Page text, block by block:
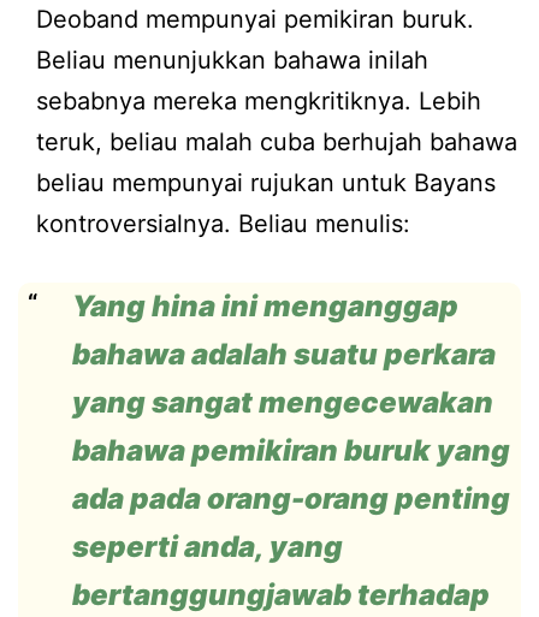
Deoband mempunyai pemikiran buruk.
Beliau menunjukkan bahawa inilah
sebabnya mereka mengkritiknya. Lebih
teruk, beliau malah cuba berhujah bahawa
beliau mempunyai rujukan untuk Bayans
kontroversialnya. Beliau menulis:
Yang hina ini menganggap
bahawa adalah suatu perkara
yang sangat mengecewakan
bahawa pemikiran buruk yang
ada pada orang-orang penting
seperti anda, yang
bertanggungjawab terhadap